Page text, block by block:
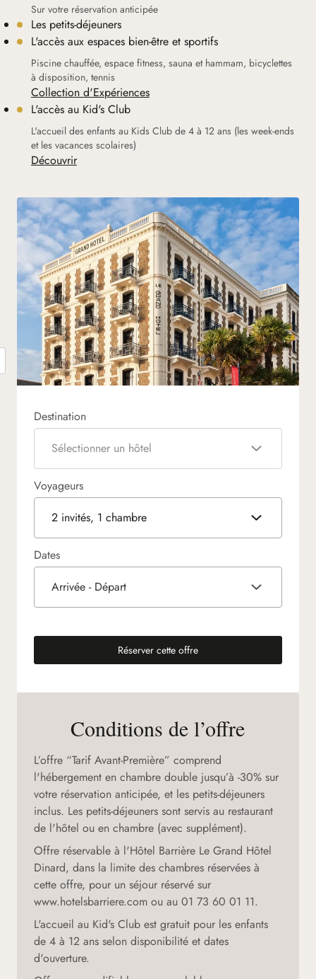
Sur votre réservation anticipée
Les petits-déjeuners
L'accès aux espaces bien-être et sportifs
Piscine chauffée, espace fitness, sauna et hammam, bicyclettes
à disposition, tennis
Collection d'Expériences
L'accès au Kid's Club
L'accueil des enfants au Kids Club de 4 à 12 ans (les week-ends
et les vacances scolaires)
Découvrir
Destination
Sélectionner un hôtel
Voyageurs
2 invités, 1 chambre
Dates
Arrivée - Départ
Réserver cette offre
(nouvel onglet)
Conditions de l’offre
L’offre “Tarif Avant-Première” comprend
l'hébergement en chambre double jusqu’à -30% sur
votre réservation anticipée, et les petits-déjeuners
inclus. Les petits-déjeuners sont servis au restaurant
de l'hôtel ou en chambre (avec supplément).
Offre réservable à l'Hôtel Barrière Le Grand Hôtel
Dinard, dans la limite des chambres réservées à
cette offre, pour un séjour réservé sur
www.hotelsbarriere.com ou au 01 73 60 01 11.
L'accueil au Kid's Club est gratuit pour les enfants
de 4 à 12 ans selon disponibilité et dates
d'ouverture.